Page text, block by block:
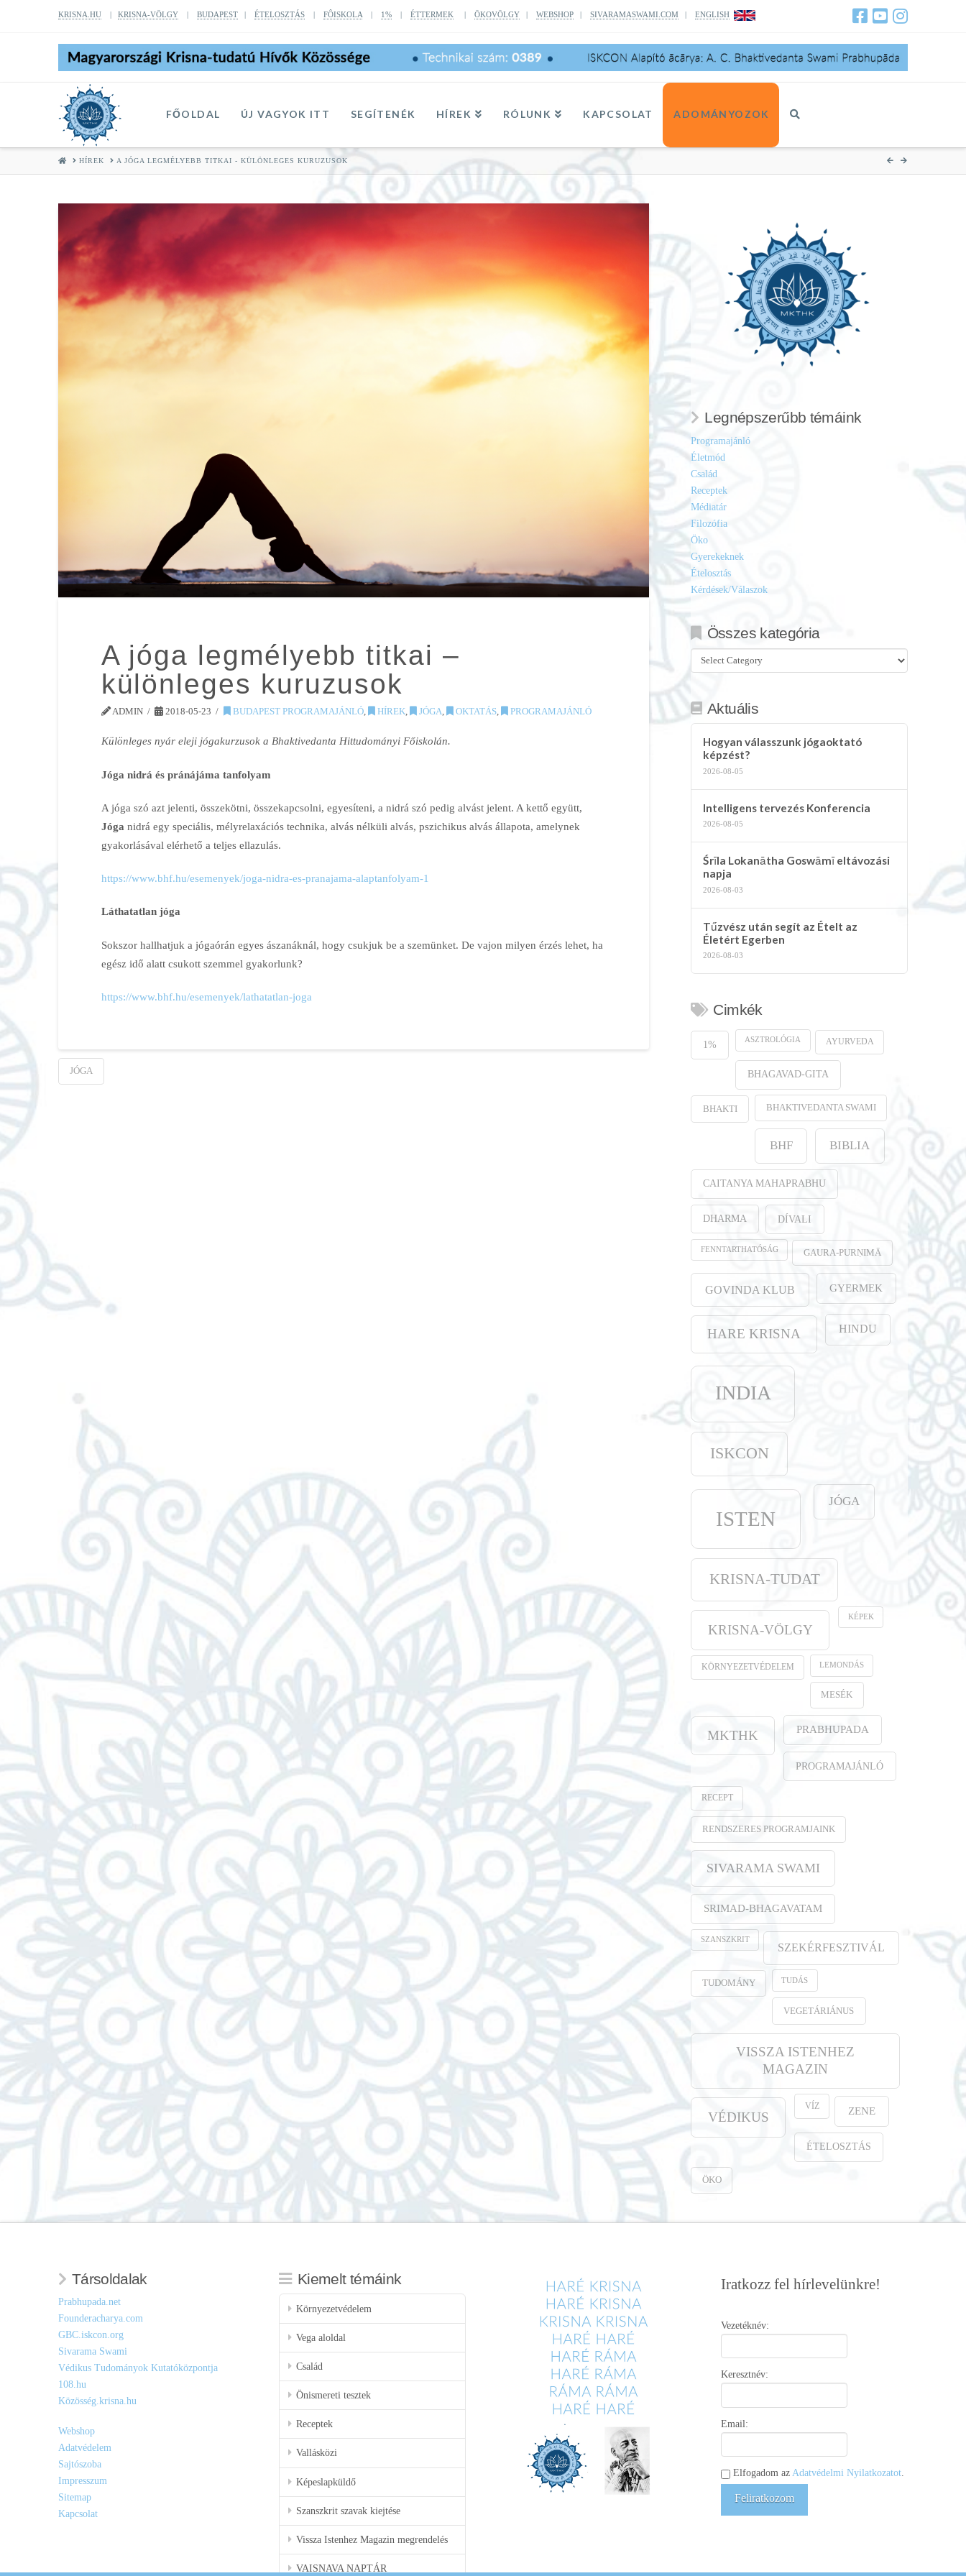
KRISNA.HU| KRISNA-VÖLGY| BUDAPEST| ÉTELOSZTÁS| FÔISKOLA| 1%| ÉTTERMEK | ÖKOVÖLGY| WEBSHOP| SIVARAMASWAMI.COM| ENGLISH
FŐOLDAL ÚJ VAGYOK ITT SEGÍTENÉK HÍREK RÓLUNK KAPCSOLAT ADOMÁNYOZOK
HOMEHÍREK A JÓGA LEGMÉLYEBB TITKAI - KÜLÖNLEGES KURUZUSOK
A jóga legmélyebb titkai –
különleges kuruzusok
ADMIN 2018-05-23 BUDAPEST PROGRAMAJÁNLÓ, HÍREK, JÓGA, OKTATÁS, PROGRAMAJÁNLÓ
Különleges nyár eleji jógakurzusok a Bhaktivedanta Hittudományi Főiskolán.
Jóga nidrá és pránájáma tanfolyam
A jóga szó azt jelenti, összekötni, összekapcsolni, egyesíteni, a nidrá szó pedig alvást jelent. A kettő együtt,
Jóga nidrá egy speciális, mélyrelaxációs technika, alvás nélküli alvás, pszichikus alvás állapota, amelynek
gyakorlásával elérhető a teljes ellazulás.
https://www.bhf.hu/esemenyek/joga-nidra-es-pranajama-alaptanfolyam-1
Láthatatlan jóga
Sokszor hallhatjuk a jógaórán egyes ászanáknál, hogy csukjuk be a szemünket. De vajon milyen érzés lehet, ha
egész idő alatt csukott szemmel gyakorlunk?
https://www.bhf.hu/esemenyek/lathatatlan-joga
JÓGA
Legnépszerűbb témáink
Programajánló
Életmód
Család
Receptek
Médiatár
Filozófia
Öko
Gyerekeknek
Ételosztás
Kérdések/Válaszok
Összes kategória
Összes
kategória
Aktuális
Hogyan válasszunk jógaoktató
képzést?
2026-08-05
Intelligens tervezés Konferencia
2026-08-05
Śrīla Lokanātha Goswāmī eltávozási
napja
2026-08-03
Tűzvész után segít az Ételt az
Életért Egerben
2026-08-03
Cimkék
1% ASZTROLÓGIA AYURVEDA
BHAGAVAD-GITA
BHAKTI BHAKTIVEDANTA SWAMI
BHF BIBLIA
CAITANYA MAHAPRABHU
DHARMA DÍVALI
FENNTARTHATÓSÁG GAURA-PURṆIMĀ
GOVINDA KLUB GYERMEK
HARE KRISNA HINDU
INDIA
ISKCON
ISTEN
JÓGA
KRISNA-TUDAT
KRISNA-VÖLGY
KÉPEK
KÖRNYEZETVÉDELEM LEMONDÁS
MESÉK
MKTHK PRABHUPADA
PROGRAMAJÁNLÓ
RECEPT
RENDSZERES PROGRAMJAINK
SIVARAMA SWAMI
SRIMAD-BHAGAVATAM
SZANSZKRIT
SZEKÉRFESZTIVÁL
TUDOMÁNY TUDÁS
VEGETÁRIÁNUS
VISSZA ISTENHEZ
MAGAZIN
VÉDIKUS
VÍZ ZENE
ÉTELOSZTÁS
ÖKO
Társoldalak
Prabhupada.net
Founderacharya.com
GBC.iskcon.org
Sivarama Swami
Védikus Tudományok Kutatóközpontja
108.hu
Közösség.krisna.hu
Webshop
Adatvédelem
Sajtószoba
Impresszum
Sitemap
Kapcsolat
Kiemelt témáink
Környezetvédelem
Vega aloldal
Család
Önismereti tesztek
Receptek
Vallásközi
Képeslapküldő
Szanszkrit szavak kiejtése
Vissza Istenhez Magazin megrendelés
VAISNAVA NAPTÁR
Iratkozz fel hírlevelünkre!
Vezetéknév:
Keresztnév:
Email:
Elfogadom azAdatvédelmi Nyilatkozatot.
Feliratkozom